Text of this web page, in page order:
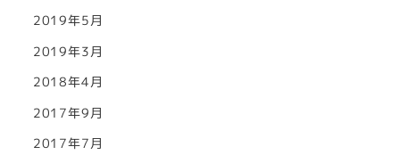
2019年5月
2019年3月
2018年4月
2017年9月
2017年7月